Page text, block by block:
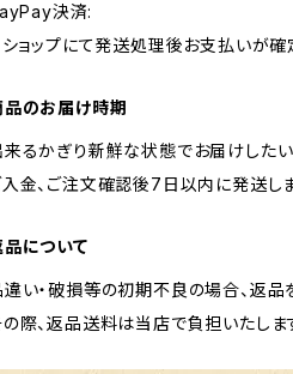
決済:
ショップにて発送処理後お支払いが確
品のお届け時期
来るかぎり新鮮な状態でお届けしたい
入金、ご注文確認後7日以内に発送しま
品について
い・破損等の初期不良の場合、返品
の際、返品送料は当店で負担いたしま